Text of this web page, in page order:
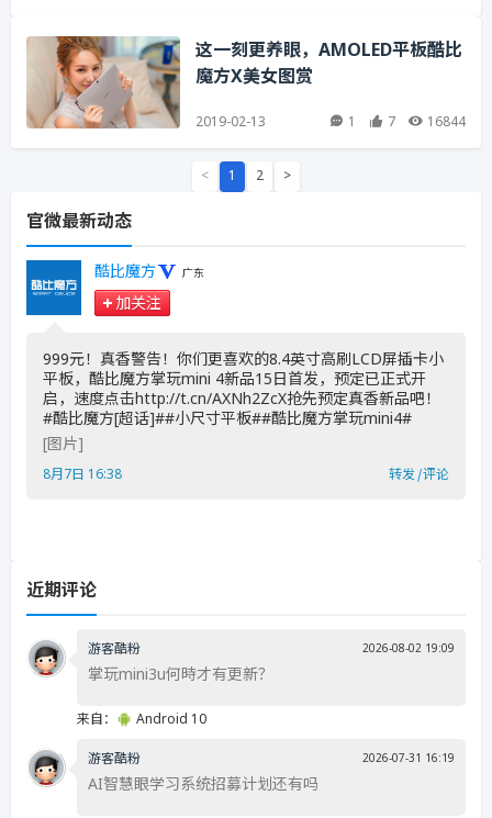
这一刻更养眼，AMOLED平板酷比
魔方X美女图赏
2019-02-13 1 7 16844
< 1 2 >
官微最新动态
酷比魔方 广东
加关注
999元！真香警告！你们更喜欢的8.4英寸高刷LCD屏插卡小
平板，酷比魔方掌玩mini 4新品15日首发，预定已正式开
启，速度点击http://t.cn/AXNh2ZcX抢先预定真香新品吧！
#酷比魔方[超话]##小尺寸平板##酷比魔方掌玩mini4# ​
[图片]
8月7日 16:38 转发|评论
近期评论
游客酷粉 2026-08-02 19:09
掌玩mini3u何時才有更新？
来自： Android 10
游客酷粉 2026-07-31 16:19
AI智慧眼学习系统招募计划还有吗